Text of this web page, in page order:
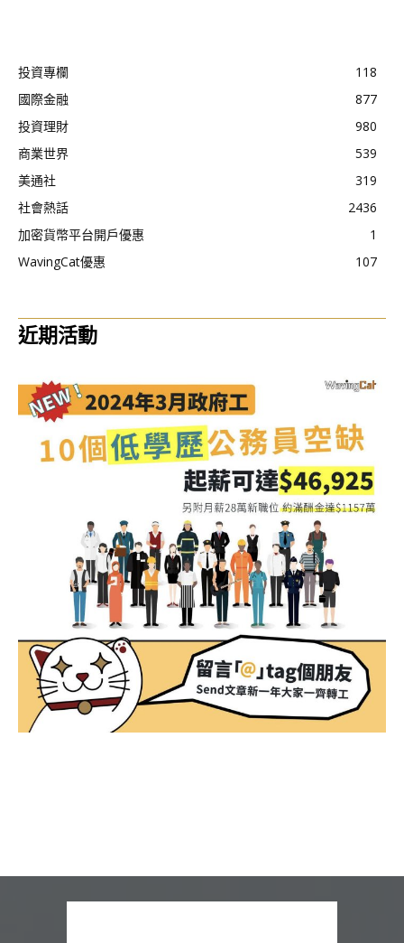
投資專欄
118
國際金融
877
投資理財
980
商業世界
539
美通社
319
社會熱話
2436
加密貨幣平台開戶優惠
1
WavingCat優惠
107
近期活動